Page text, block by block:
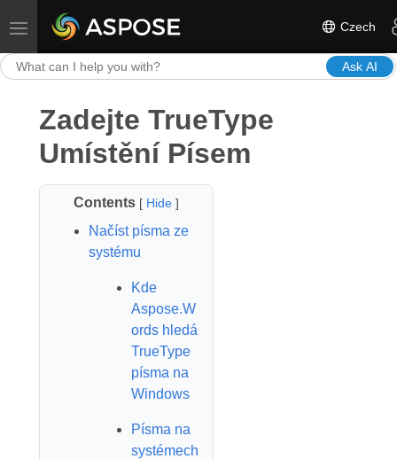
Toggle navigation Czech
Ask AI
Zadejte TrueType
Umístění Písem
Contents [ Hide]
Načíst písma ze
systému
Kde
Aspose.W
ords hledá
TrueType
písma na
Windows
Písma na
systémech